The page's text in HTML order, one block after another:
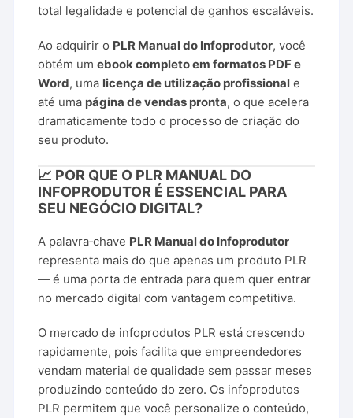
total legalidade e potencial de ganhos escaláveis.
Ao adquirir o PLR Manual do Infoprodutor, você
obtém umebook completo em formatos PDF e
Word, uma licença de utilização profissional e
até uma página de vendas pronta, o que acelera
dramaticamente todo o processo de criação do
seu produto.
📈 POR QUE O PLR MANUAL DO
INFOPRODUTOR É ESSENCIAL PARA
SEU NEGÓCIO DIGITAL?
A palavra‑chave PLR Manual do Infoprodutor
representa mais do que apenas um produto PLR
— é uma porta de entrada para quem quer entrar
no mercado digital com vantagem competitiva.
O mercado de infoprodutos PLR está crescendo
rapidamente, pois facilita que empreendedores
vendam material de qualidade sem passar meses
produzindo conteúdo do zero. Os infoprodutos
PLR permitem que você personalize o conteúdo,